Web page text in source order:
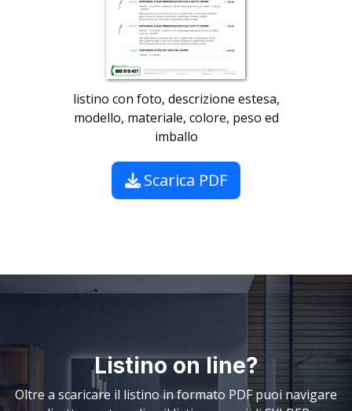
listino con foto, descrizione estesa,
modello, materiale, colore, peso ed
imballo
Scarica PDF
Listino on line?
Oltre a scaricare il listino in formato PDF puoi navigare